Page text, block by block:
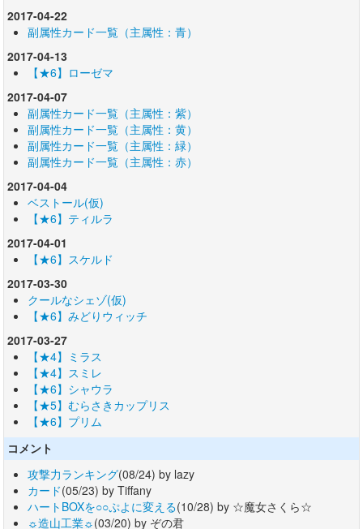
2017-04-22
副属性カード一覧（主属性：青）
2017-04-13
【★6】ローゼマ
2017-04-07
副属性カード一覧（主属性：紫）
副属性カード一覧（主属性：黄）
副属性カード一覧（主属性：緑）
副属性カード一覧（主属性：赤）
2017-04-04
ベストール(仮)
【★6】ティルラ
2017-04-01
【★6】スケルド
2017-03-30
クールなシェゾ(仮)
【★6】みどりウィッチ
2017-03-27
【★4】ミラス
【★4】スミレ
【★6】シャウラ
【★5】むらさきカップリス
【★6】プリム
コメント
攻撃力ランキング(08/24) by lazy
カード(05/23) by Tiffany
ハートBOXを○○ぷよに変える(10/28) by ☆魔女さくら☆
☼造山工業☼(03/20) by ぞの君